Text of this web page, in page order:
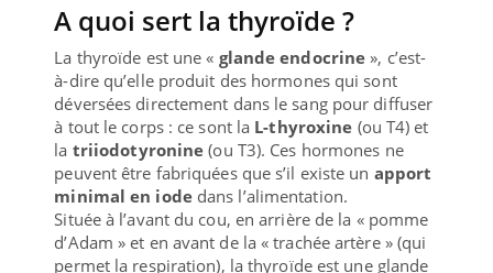
A quoi sert la thyroïde ?
La thyroïde est une « glande endocrine», c’est-
à-dire qu’elle produit des hormones qui sont
déversées directement dans le sang pour diffuser
à tout le corps : ce sont la L-thyroxine (ou T4) et
la triiodotyronine (ou T3). Ces hormones ne
peuvent être fabriquées que s’il existe un apport
minimal en iodedans l’alimentation.
Située à l’avant du cou, en arrière de la « pomme
d’Adam » et en avant de la « trachée artère » (qui
permet la respiration), la thyroïde est une glande